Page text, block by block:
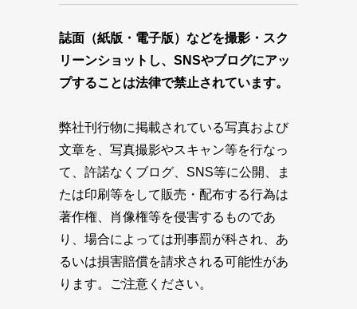
誌面（紙版・電子版）などを撮影・スク
リーンショットし、SNSやブログにアッ
プすることは法律で禁止されています。
弊社刊行物に掲載されている写真および
文章を、写真撮影やスキャン等を行なっ
て、許諾なくブログ、SNS等に公開、ま
たは印刷等をして販売・配布する行為は
著作権、肖像権等を侵害するものであ
り、場合によっては刑事罰が科され、あ
るいは損害賠償を請求される可能性があ
ります。ご注意ください。